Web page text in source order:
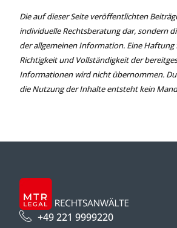
Die auf dieser Seite veröffentlichten
individuelle Rechtsberatung dar, sondern
der allgemeinen Information. Eine
Richtigkeit und Vollständigkeit der
Informationen wird nicht übernommen.
die Nutzung der Inhalte entsteht kein
+49 221 9999220